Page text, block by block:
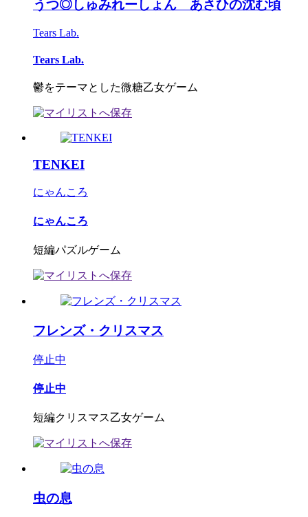
うつ◎しゅみれーしょん あさひの沈む頃
Tears Lab.
Tears Lab.
鬱をテーマとした微糖乙女ゲーム
TENKEI
にゃんころ
にゃんころ
短編パズルゲーム
フレンズ・クリスマス
停止中
停止中
短編クリスマス乙女ゲーム
虫の息